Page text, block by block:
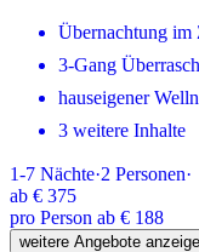
Übernachtung im
3-Gang
hauseigener
3 weitere Inhalte
1-7 Nächte·2 Personen·
ab € 375
pro Person ab € 188
weitere Angebote